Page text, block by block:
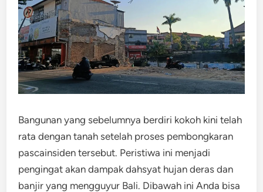
Bangunan yang sebelumnya berdiri kokoh kini telah
rata dengan tanah setelah proses pembongkaran
pascainsiden tersebut. Peristiwa ini menjadi
pengingat akan dampak dahsyat hujan deras dan
banjir yang mengguyur Bali. Dibawah ini Anda bisa